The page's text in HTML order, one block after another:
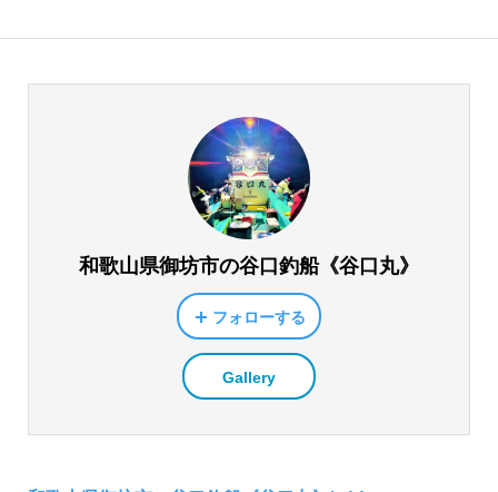
和歌山県御坊市の谷口釣船《谷口丸》
フォローする
Gallery